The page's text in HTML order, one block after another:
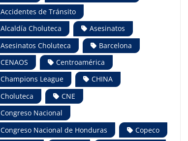
Accidentes de Tránsito
Alcaldía Choluteca
Asesinatos
Asesinatos Choluteca
Barcelona
CENAOS
Centroamérica
Champions League
CHINA
Choluteca
CNE
Congreso Nacional
Congreso Nacional de Honduras
Copeco